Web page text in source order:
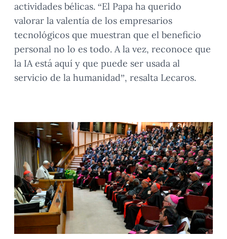
actividades bélicas. “El Papa ha querido
valorar la valentía de los empresarios
tecnológicos que muestran que el beneficio
personal no lo es todo. A la vez, reconoce que
la IA está aquí y que puede ser usada al
servicio de la humanidad”, resalta Lecaros.